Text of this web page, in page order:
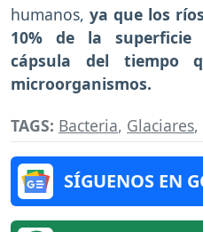
humanos, ya que los
10% de la
cápsula del tiempo
microorganismos.
TAGS: Bacteria, Glaciares,
SÍGUENOS EN